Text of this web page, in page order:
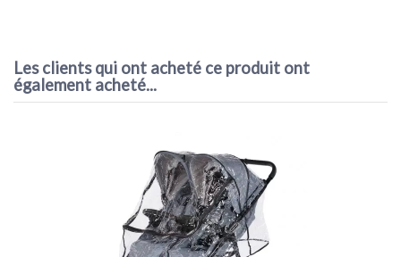
Les clients qui ont acheté ce produit ont
également acheté...